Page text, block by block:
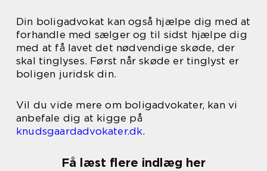
Din boligadvokat kan også hjælpe dig med at
forhandle med sælger og til sidst hjælpe dig
med at få lavet det nødvendige skøde, der
skal tinglyses. Først når skøde er tinglyst er
boligen juridsk din.
Vil du vide mere om boligadvokater, kan vi
anbefale dig at kigge på
knudsgaardadvokater.dk.
Få læst flere indlæg her